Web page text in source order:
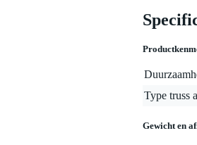
Type truss
Gewicht en